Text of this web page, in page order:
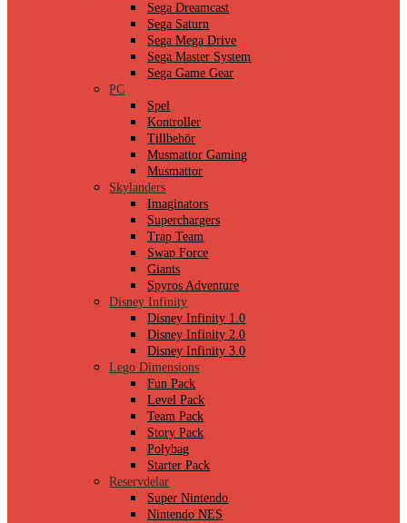
Sega Dreamcast
Sega Saturn
Sega Mega Drive
Sega Master System
Sega Game Gear
PC
Spel
Kontroller
Tillbehör
Musmattor Gaming
Musmattor
Skylanders
Imaginators
Superchargers
Trap Team
Swap Force
Giants
Spyros Adventure
Disney Infinity
Disney Infinity 1.0
Disney Infinity 2.0
Disney Infinity 3.0
Lego Dimensions
Fun Pack
Level Pack
Team Pack
Story Pack
Polybag
Starter Pack
Reservdelar
Super Nintendo
Nintendo NES